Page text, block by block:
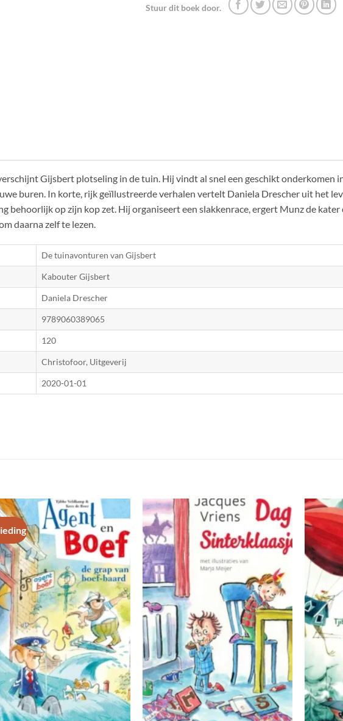
Stuur dit boek door.
Gijsbert plotseling in de tuin. Hij vindt al snel een geschikt onderkomen
buren. In korte, rijk geïllustreerde verhalen vertelt Daniela Drescher uit het
behoorlijk op zijn kop zet. Hij organiseert een slakkenrace, ergert Munz de
daarna zelf te lezen.
De tuinavonturen van Gijsbert
Kabouter Gijsbert
Daniela Drescher
9789060389065
120
Christofoor, Uitgeverij
2020-01-01